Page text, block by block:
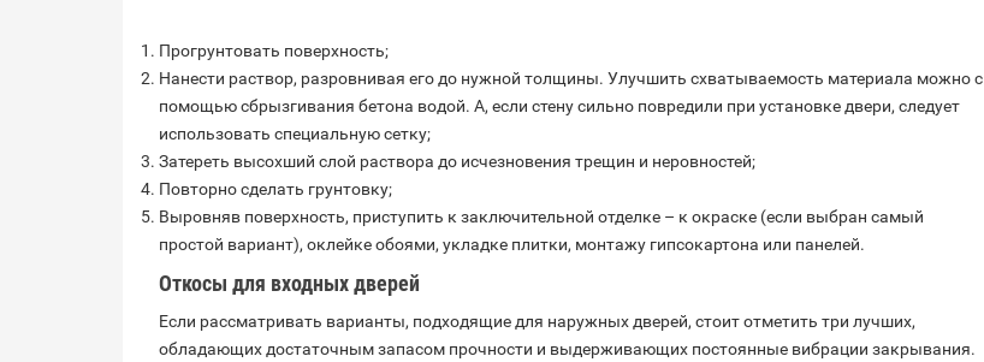
Прогрунтовать поверхность;
Нанести раствор, разровнивая его до нужной толщины. Улучшить схватываемость материала можно с
помощью сбрызгивания бетона водой. А, если стену сильно повредили при установке двери, следует
использовать специальную сетку;
Затереть высохший слой раствора до исчезновения трещин и неровностей;
Повторно сделать грунтовку;
Выровняв поверхность, приступить к заключительной отделке – к окраске (если выбран самый
простой вариант), оклейке обоями, укладке плитки, монтажу гипсокартона или панелей.
Откосы для входных дверей
Если рассматривать варианты, подходящие для наружных дверей, стоит отметить три лучших,
обладающих достаточным запасом прочности и выдерживающих постоянные вибрации закрывания.